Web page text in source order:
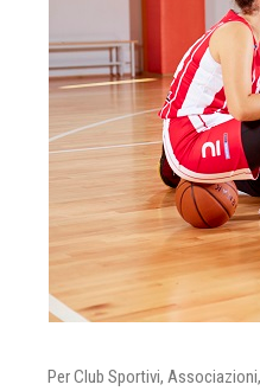
Per Club Sportivi,